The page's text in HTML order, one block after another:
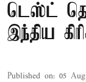
டெஸ்ட்
இந்திய
Published on: 05